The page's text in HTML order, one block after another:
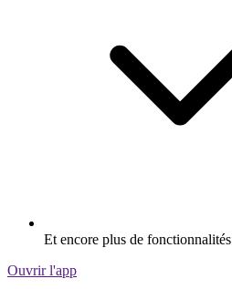
Et encore plus de fonctionnalités
Ouvrir l'app